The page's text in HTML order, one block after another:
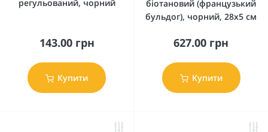
регульований, чорний
143.00 грн
Купити
біотановий (французький
бульдог), чорний, 28х5 см
627.00 грн
Купити